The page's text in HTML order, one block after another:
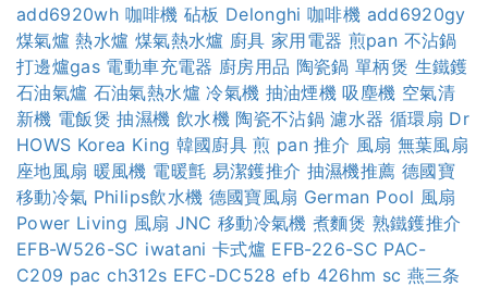
add6920wh 咖啡機 砧板 Delonghi 咖啡機 add6920gy
煤氣爐 熱水爐 煤氣熱水爐 廚具 家用電器 煎pan 不沾鍋
打邊爐gas 電動車充電器 廚房用品 陶瓷鍋 單柄煲 生鐵鑊
石油氣爐 石油氣熱水爐 冷氣機 抽油煙機 吸塵機 空氣清
新機 電飯煲 抽濕機 飲水機 陶瓷不沾鍋 濾水器 循環扇 Dr
HOWS Korea King 韓國廚具 煎 pan 推介 風扇 無葉風扇
座地風扇 暖風機 電暖氈 易潔鑊推介 抽濕機推薦 德國寶
移動冷氣 Philips飲水機 德國寶風扇 German Pool 風扇
Power Living 風扇 JNC 移動冷氣機 煮麵煲 熟鐵鑊推介
EFB-W526-SC iwatani 卡式爐 EFB-226-SC PAC-
C209 pac ch312s EFC-DC528 efb 426hm sc 燕三条